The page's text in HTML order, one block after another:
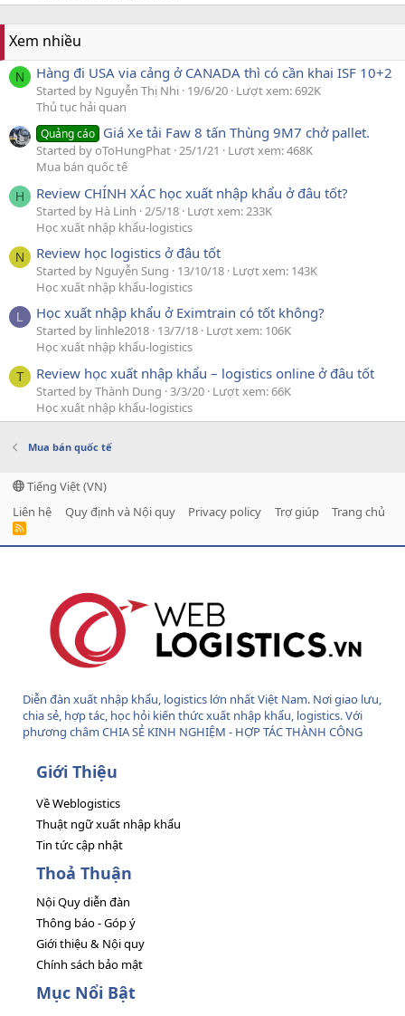
Xem nhiều
N Hàng đi USA via cảng ở CANADA thì có cần khai ISF 10+2
Started by Nguyễn Thị Nhi 19/6/20 Lượt xem: 692K
Thủ tục hải quan
Quảng cáo Giá Xe tải Faw 8 tấn Thùng 9M7 chở pallet.
Started by oToHungPhat 25/1/21
Lượt xem: 468K
Mua bán quốc tế
H Review CHÍNH XÁC học xuất nhập khẩu ở đâu tốt?
Started by Hà Linh 2/5/18 Lượt xem: 233K
Học xuất nhập khẩu-logistics
N Review học logistics ở đâu tốt
Started by Nguyễn Sung 13/10/18 Lượt xem: 143K
Học xuất nhập khẩu-logistics
L Học xuất nhập khẩu ở Eximtrain có tốt không?
Started by linhle2018 13/7/18 Lượt xem: 106K
Học xuất nhập khẩu-logistics
T Review học xuất nhập khẩu – logistics online ở đâu tốt
Started by Thành Dung 3/3/20 Lượt xem: 66K
Học xuất nhập khẩu-logistics
Mua bán quốc tế
Tiếng Việt (VN)
Liên hệ
Quy định và Nội quy Privacy policy Trợ giúp Trang chủ
R
S
Diễn đàn xuất nhập khẩu, logistics lớn nhất Việt Nam. Nơi giao lưu,
chia sẻ, hợp tác, học hỏi kiến thức xuất nhập khẩu, logistics. Với
phương châm CHIA SẺ KINH NGHIỆM - HỢP TÁC THÀNH CÔNG
Giới Thiệu
Về Weblogistics
Thuật ngữ xuất nhập khẩu
Tin tức cập nhật
Thoả Thuận
Nội Quy diễn đàn
Thông báo - Góp ý
Giới thiệu & Nội quy
Chính sách bảo mật
Mục Nổi Bật